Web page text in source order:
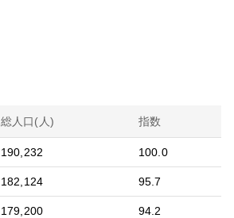
総人口(人) 指数
190,232 100.0
182,124 95.7
179,200 94.2